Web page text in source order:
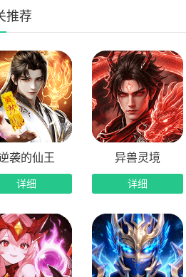
推荐
袭的仙王
详细
异兽灵境
详细